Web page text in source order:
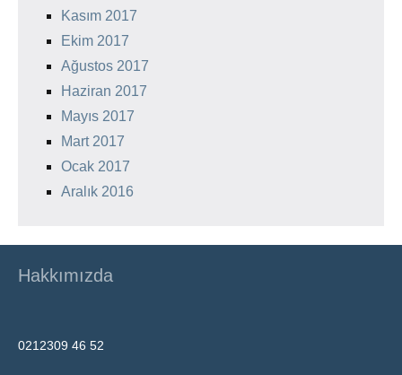
Kasım 2017
Ekim 2017
Ağustos 2017
Haziran 2017
Mayıs 2017
Mart 2017
Ocak 2017
Aralık 2016
Hakkımızda
0212309 46 52